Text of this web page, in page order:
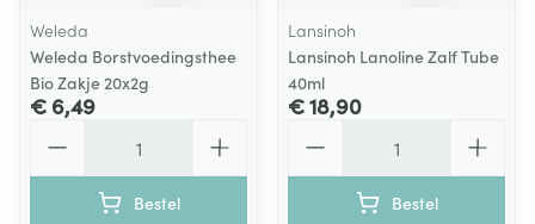
Weleda
Weleda Borstvoedingsthee
Bio Zakje 20x2g
€ 6,49
Bestel
Lansinoh
Lansinoh Lanoline Zalf Tube
40ml
€ 18,90
Bestel